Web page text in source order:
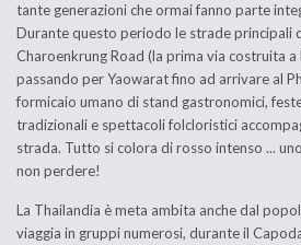
tante generazioni che ormai fanno parte
Durante questo periodo le strade principali
Charoenkrung Road (la prima via costruita a
passando per Yaowarat fino ad arrivare al
formicaio umano di stand gastronomici,
tradizionali e spettacoli folcloristici
strada. Tutto si colora di rosso intenso ...
non perdere!
La Thailandia è meta ambita anche dal
viaggia in gruppi numerosi, durante il